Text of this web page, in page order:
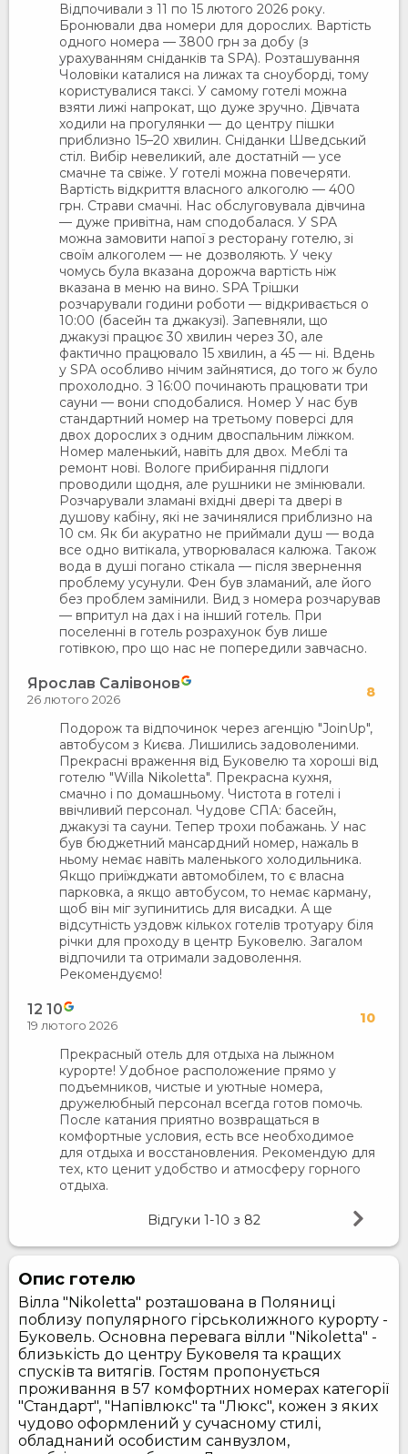
Відпочивали з 11 по 15 лютого 2026 року.
Бронювали два номери для дорослих. Вартість
одного номера — 3800 грн за добу (з
урахуванням сніданків та SPA). Розташування
Чоловіки каталися на лижах та сноуборді, тому
користувалися таксі. У самому готелі можна
взяти лижі напрокат, що дуже зручно. Дівчата
ходили на прогулянки — до центру пішки
приблизно 15–20 хвилин. Сніданки Шведський
стіл. Вибір невеликий, але достатній — усе
смачне та свіже. У готелі можна повечеряти.
Вартість відкриття власного алкоголю — 400
грн. Страви смачні. Нас обслуговувала дівчина
— дуже привітна, нам сподобалася. У SPA
можна замовити напої з ресторану готелю, зі
своїм алкоголем — не дозволяють. У чеку
чомусь була вказана дорожча вартість ніж
вказана в меню на вино. SPA Трішки
розчарували години роботи — відкривається о
10:00 (басейн та джакузі). Запевняли, що
джакузі працює 30 хвилин через 30, але
фактично працювало 15 хвилин, а 45 — ні. Вдень
у SPA особливо нічим зайнятися, до того ж було
прохолодно. З 16:00 починають працювати три
сауни — вони сподобалися. Номер У нас був
стандартний номер на третьому поверсі для
двох дорослих з одним двоспальним ліжком.
Номер маленький, навіть для двох. Меблі та
ремонт нові. Вологе прибирання підлоги
проводили щодня, але рушники не змінювали.
Розчарували зламані вхідні двері та двері в
душову кабіну, які не зачинялися приблизно на
10 см. Як би акуратно не приймали душ — вода
все одно витікала, утворювалася калюжа. Також
вода в душі погано стікала — після звернення
проблему усунули. Фен був зламаний, але його
без проблем замінили. Вид з номера розчарував
— впритул на дах і на інший готель. При
поселенні в готель розрахунок був лише
готівкою, про що нас не попередили завчасно.
Ярослав Салівонов 8
26 лютого 2026
Подорож та відпочинок через агенцію "JoinUp",
автобусом з Києва. Лишились задоволеними.
Прекрасні враження від Буковелю та хороші від
готелю "Willa Nikoletta". Прекрасна кухня,
смачно і по домашньому. Чистота в готелі і
ввічливий персонал. Чудове СПА: басейн,
джакузі та сауни. Тепер трохи побажань. У нас
був бюджетний мансардний номер, нажаль в
ньому немає навіть маленького холодильника.
Якщо приїжджати автомобілем, то є власна
парковка, а якщо автобусом, то немає карману,
щоб він міг зупинитись для висадки. А ще
відсутність уздовж кількох готелів тротуару біля
річки для проходу в центр Буковелю. Загалом
відпочили та отримали задоволення.
Рекомендуємо!
12 10 10
19 лютого 2026
Прекрасный отель для отдыха на лыжном
курорте! Удобное расположение прямо у
подъемников, чистые и уютные номера,
дружелюбный персонал всегда готов помочь.
После катания приятно возвращаться в
комфортные условия, есть все необходимое
для отдыха и восстановления. Рекомендую для
тех, кто ценит удобство и атмосферу горного
отдыха.
Відгуки 1-10 з 82
Опис готелю
Вілла "Nikoletta" розташована в Поляниці
поблизу популярного гірськолижного курорту -
Буковель. Основна перевага вілли "Nikoletta" -
близькість до центру Буковеля та кращих
спусків та витягів. Гостям пропонується
проживання в 57 комфортних номерах категорії
"Стандарт", "Напівлюкс" та "Люкс", кожен з яких
чудово оформлений у сучасному стилі,
обладнаний особистим санвузлом,